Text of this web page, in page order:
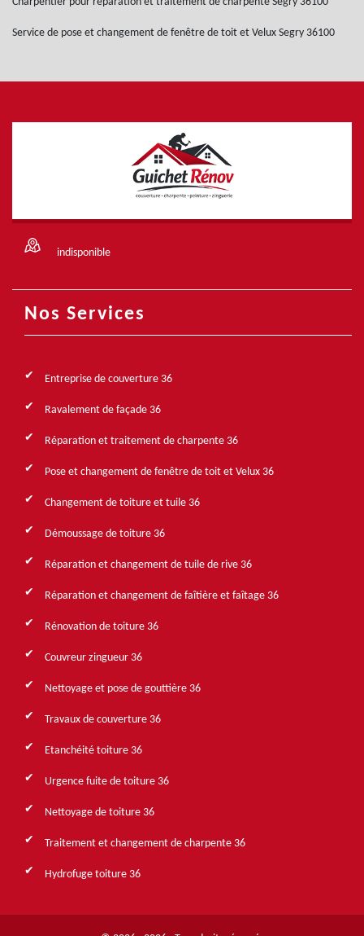
Service de pose et changement de fenêtre de toit et Velux Segry 36100
indisponible
Nos Services
Entreprise de couverture 36
Ravalement de façade 36
Réparation et traitement de charpente 36
Pose et changement de fenêtre de toit et Velux 36
Changement de toiture et tuile 36
Démoussage de toiture 36
Réparation et changement de tuile de rive 36
Réparation et changement de faîtière et faîtage 36
Rénovation de toiture 36
Couvreur zingueur 36
Nettoyage et pose de gouttière 36
Travaux de couverture 36
Etanchéité toiture 36
Urgence fuite de toiture 36
Nettoyage de toiture 36
Traitement et changement de charpente 36
Hydrofuge toiture 36